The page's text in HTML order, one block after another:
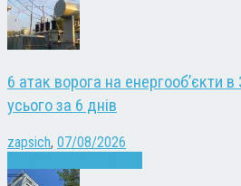
6 атак ворога на енергооб’єкти в
усього за 6 днів
zapsich, 07/08/2026